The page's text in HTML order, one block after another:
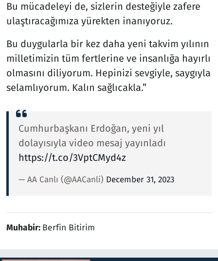
Bu mücadeleyi de, sizlerin desteğiyle zafere
ulaştıracağımıza yürekten inanıyoruz.
Bu duygularla bir kez daha yeni takvim yılının
milletimizin tüm fertlerine ve insanlığa hayırlı
olmasını diliyorum. Hepinizi sevgiyle, saygıyla
selamlıyorum. Kalın sağlıcakla.”
Cumhurbaşkanı Erdoğan, yeni yıl
dolayısıyla video mesaj yayınladı
https://t.co/3VptCMyd4z
— AA Canlı (@AACanli) December 31, 2023
Muhabir: Berfin Bitirim